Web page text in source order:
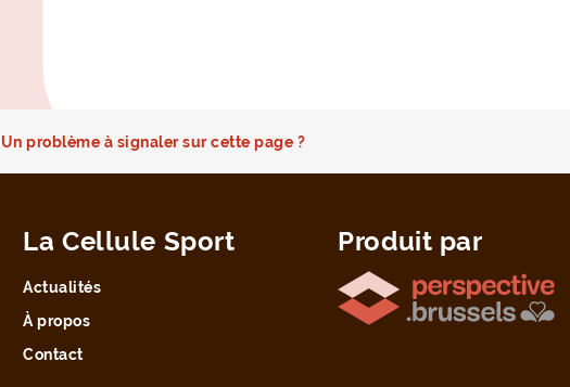
Un problème à signaler sur cette page ?
La Cellule Sport
Actualités
À propos
Contact
Produit par